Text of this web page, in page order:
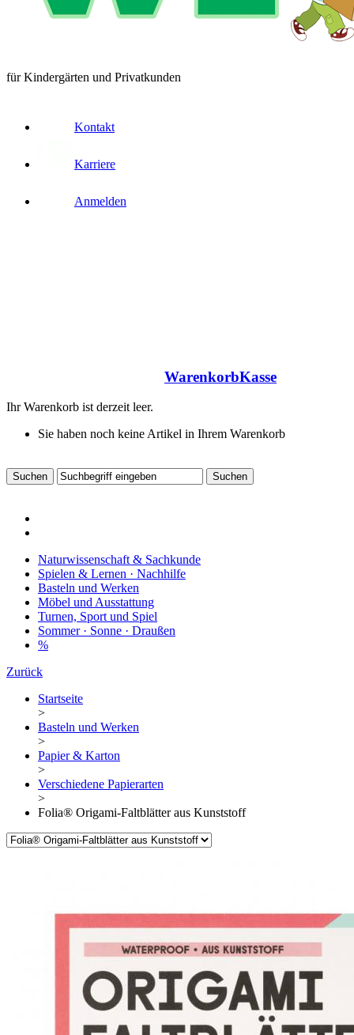
für Kindergärten und Privatkunden
Kontakt
Karriere
Anmelden
WarenkorbKasse
Ihr Warenkorb ist derzeit leer.
Sie haben noch keine Artikel in Ihrem Warenkorb
Naturwissenschaft & Sachkunde
Spielen & Lernen · Nachhilfe
Basteln und Werken
Möbel und Ausstattung
Turnen, Sport und Spiel
Sommer · Sonne · Draußen
%
Zurück
Startseite
>
Basteln und Werken
>
Papier & Karton
>
Verschiedene Papierarten
>
Folia® Origami-Faltblätter aus Kunststoff